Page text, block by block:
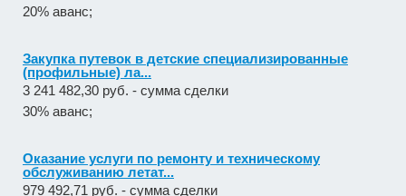
20% аванс;
Закупка путевок в детские специализированные
(профильные) ла...
3 241 482,30 руб. - сумма сделки
30% аванс;
Оказание услуги по ремонту и техническому
обслуживанию летат...
979 492,71 руб. - сумма сделки